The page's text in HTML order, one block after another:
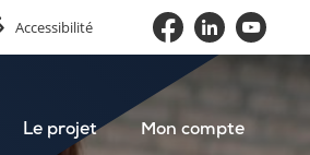
Accessibilité
Le projet Mon compte